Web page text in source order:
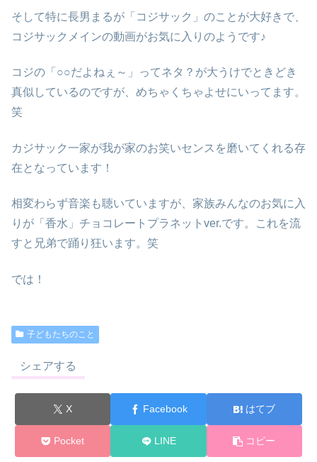
そして特に長男まるが「コジサック」のことが大好きで、
コジサックメインの動画がお気に入りのようです♪
コジの「○○だよねぇ～」ってネタ？が大うけでときどき
真似しているのですが、めちゃくちゃよせにいってます。
笑
カジサック一家が我が家のお笑いセンスを磨いてくれる存
在となっています！
相変わらず音楽も聴いていますが、家族みんなのお気に入
りが「香水」チョコレートプラネットver.です。これを流
すと兄弟で踊り狂います。笑
では！
子どもたちのこと
シェアする
X Facebook はてブ
Pocket LINE コピー